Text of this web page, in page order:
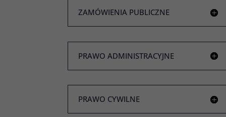
ZAMÓWIENIA PUBLICZNE
PRAWO ADMINISTRACYJNE
PRAWO CYWILNE